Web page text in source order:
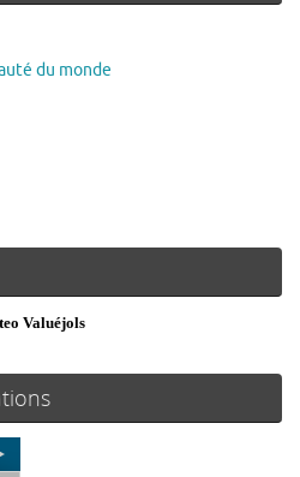
du monde
Valuéjols